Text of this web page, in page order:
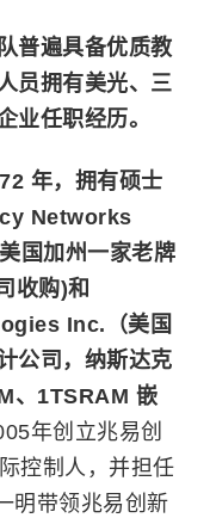
普遍具备优质教
员拥有美光、三
业任职经历。
年，拥有硕士
Networks
国加州一家老牌
收购)和
Inc.（美国
公司，纳斯达克
、1TSRAM 嵌
年创立兆易创
控制人，并担任
明带领兆易创新